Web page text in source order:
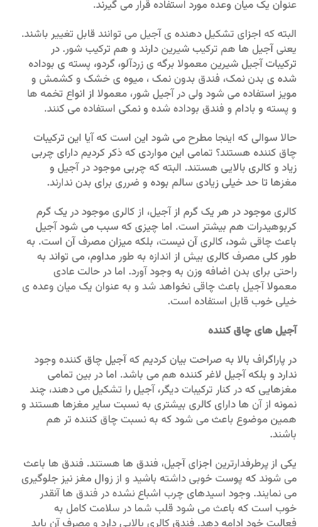
عنوان یک میان وعده مورد استفاده قرار می گیرند.
البته که اجزای تشکیل دهنده ی آجیل می توانند قابل تغییر باشند.
یعنی آجیل ها هم ترکیب شیرین دارند و هم ترکیب شور. در
ترکیبات آجیل شیرین معمولا برگه ی زردآلو، گردو، پسته ی بوداده
شده ی بدن نمک، فندق بدون نمک ، میوه ی خشک و کشمش و
مویز استفاده می شود ولی در آجیل شور، معمولا از انواع تخمه ها
و پسته و بادام و فندق بوداده شده و نمکی استفاده می کنند.
حالا سوالی که اینجا مطرح می شود این است که آیا این ترکیبات
چاق کننده هستند؟ تمامی این مواردی که ذکر کردیم دارای چربی
زیاد و کالری بالایی هستند. البته که چربی موجود در آجیل و
مغزها تا حد خیلی زیادی سالم بوده و ضرری برای بدن ندارند.
کالری موجود در هر یک گرم از آجیل، از کالری موجود در یک گرم
کربوهیدرات هم بیشتر است. اما چیزی که سبب می شود آجیل
باعث چاقی شود، کالری آن نیست، بلکه میزان مصرف آن است. به
طور کلی مصرف کالری بیش از اندازه به طور مداوم، می تواند به
راحتی برای بدن اضافه وزن به وجود آورد. اما در حالت عادی
معمولا آجیل باعث چاقی نخواهد شد و به عنوان یک میان وعده ی
خیلی خوب قابل استفاده است.
آجیل های چاق کننده
در پاراگراف بالا به صراحت بیان کردیم که آجیل چاق کننده وجود
ندارد و بلکه آجیل لاغر کننده هم می باشد. اما در بین تمامی
مغزهایی که در کنار ترکیبات دیگر، آجیل را تشکیل می دهند، چند
نمونه از آن ها دارای کالری بیشتری به نسبت سایر مغزها هستند و
همین موضوع باعث می شود که به نسبت چاق کننده تر هم
باشند.
یکی از پرطرفدارترین اجزای آجیل، فندق ها هستند. فندق ها باعث
می شوند که پوست خوبی داشته باشید و از زوال مغز نیز جلوگیری
می نمایند. وجود اسیدهای چرب اشباع نشده در فندق ها آنقدر
خوب است که باعث می شود قلب شما در سلامت کامل به
فعالیت خود ادامه دهد. فندق کالری بالایی دارد و مصرف آن باید